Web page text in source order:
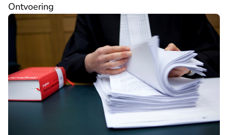
Ontvoering